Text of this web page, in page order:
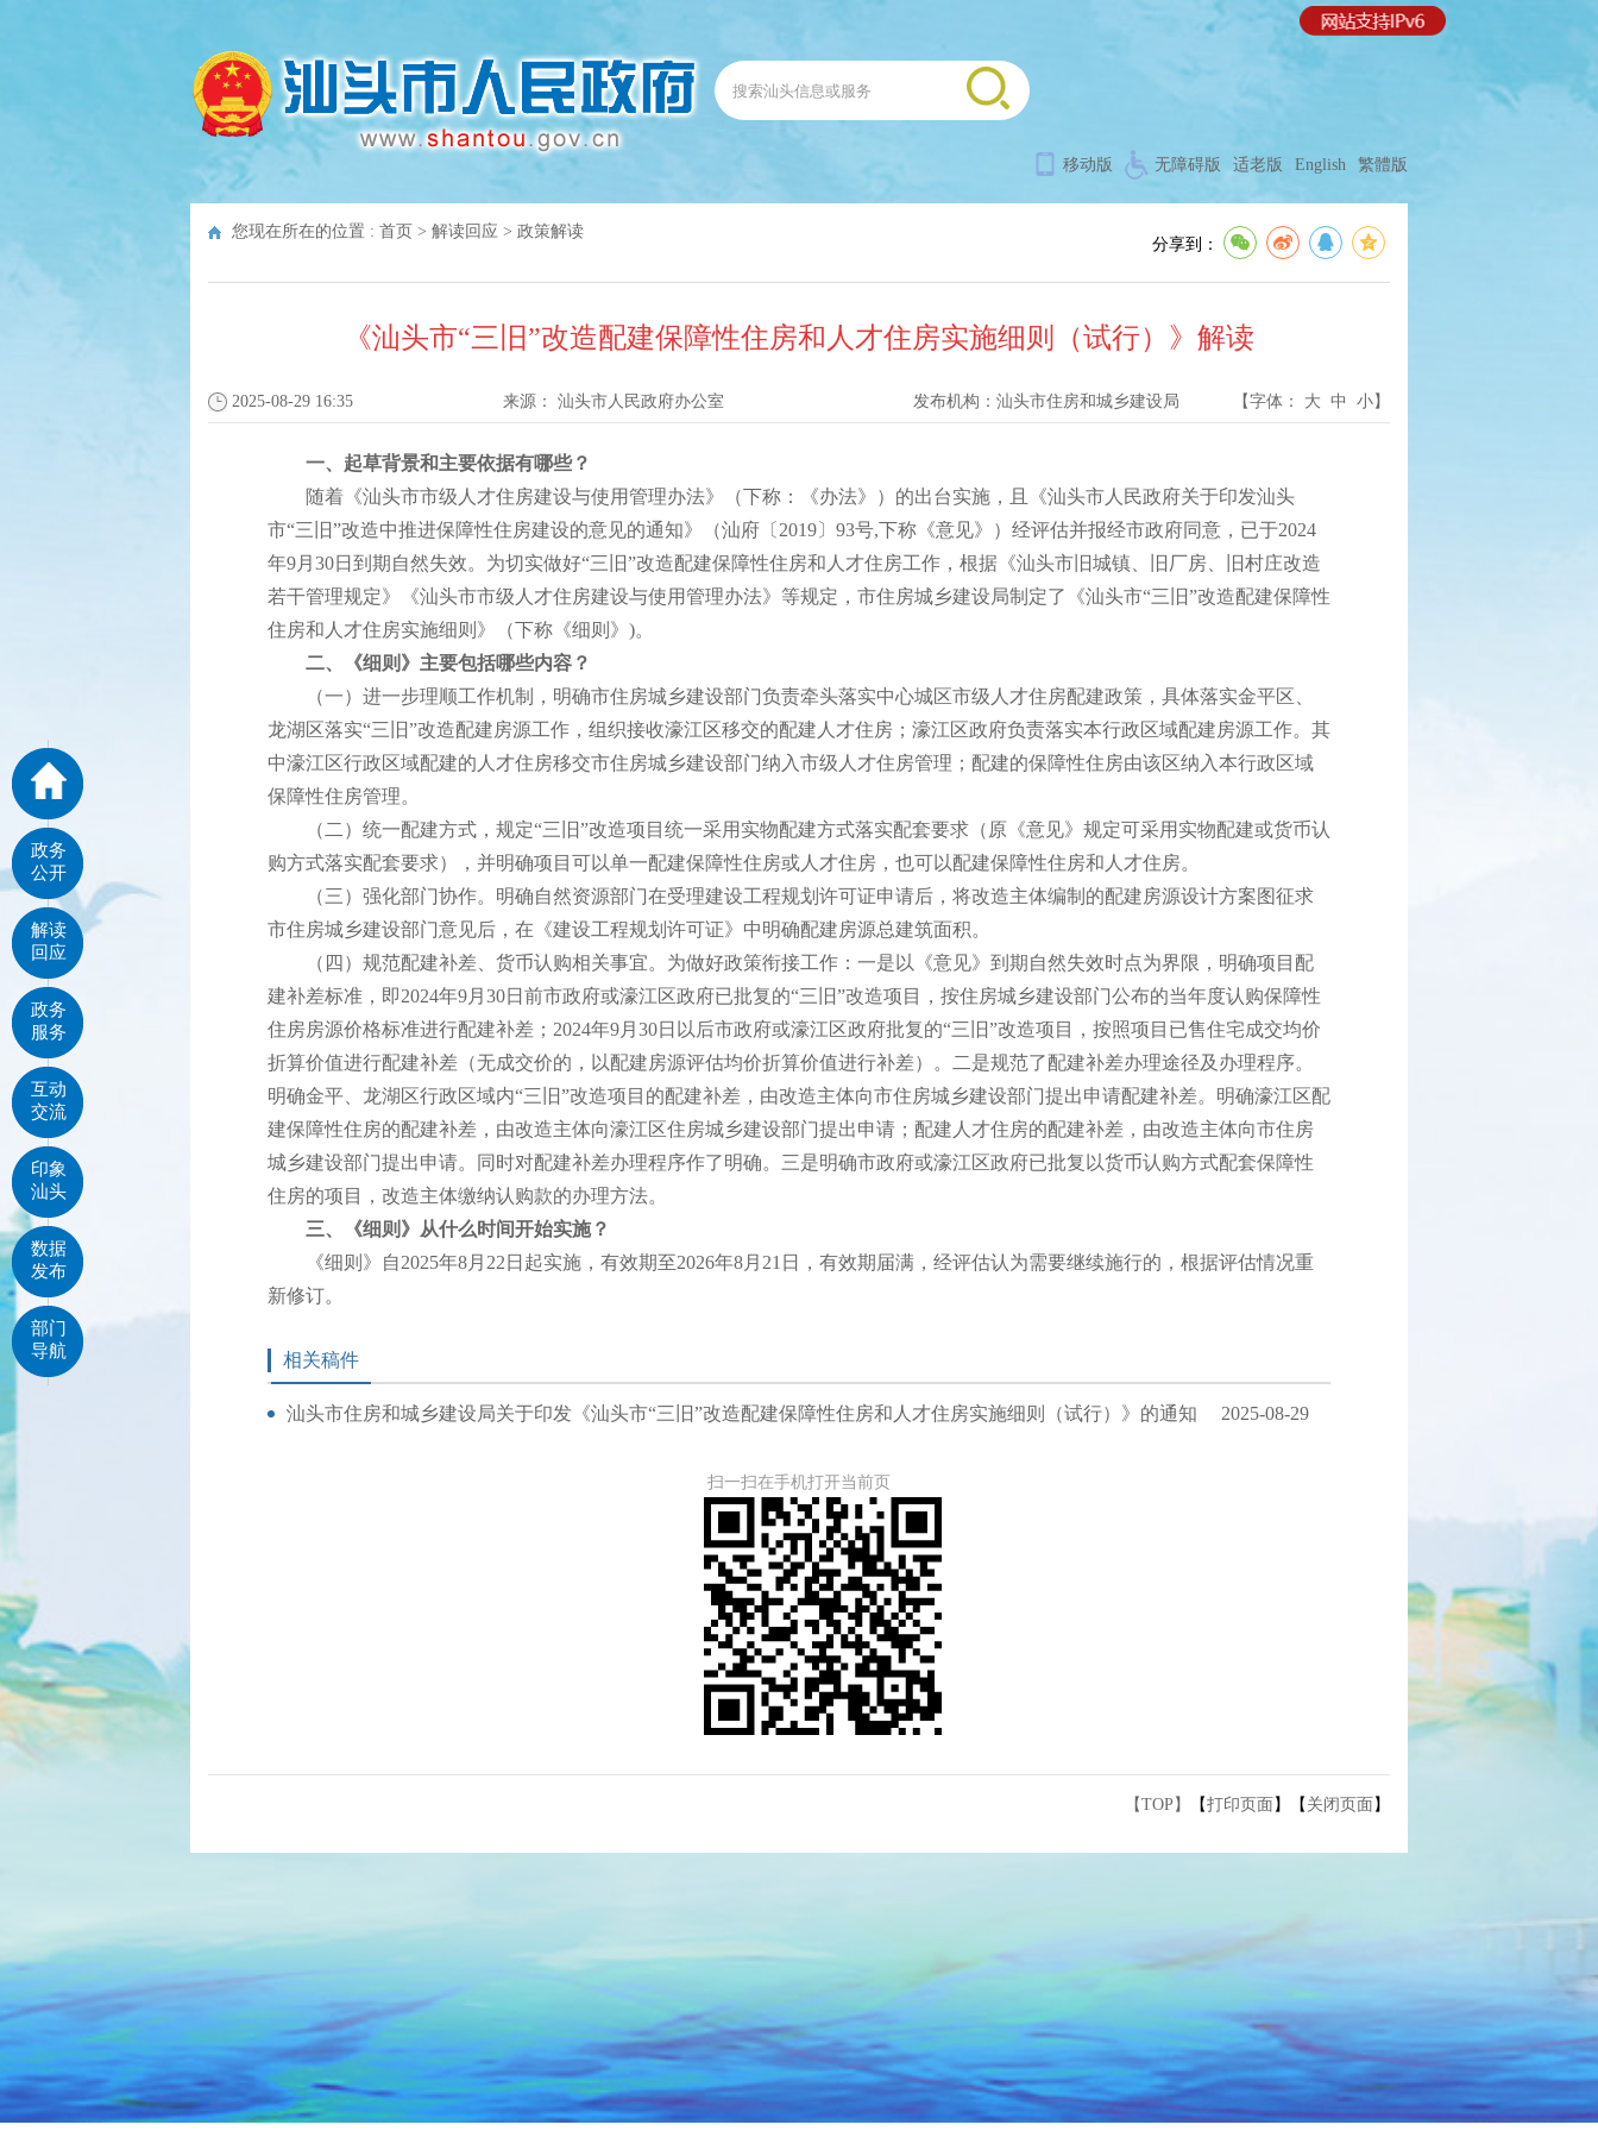
移动版 无障碍版 适老版 English 繁體版
您现在所在的位置 : 首页 > 解读回应 > 政策解读
分享到：
《汕头市“三旧”改造配建保障性住房和人才住房实施细则（试行）》解读
2025-08-29 16:35 来源： 汕头市人民政府办公室 发布机构： 汕头市住房和城乡建设局 【字体： 大 中 小】
一、起草背景和主要依据有哪些？
随着《汕头市市级人才住房建设与使用管理办法》（下称：《办法》）的出台实施，且《汕头市人民政府关于印发汕头
市“三旧”改造中推进保障性住房建设的意见的通知》（汕府〔2019〕93号,下称《意见》）经评估并报经市政府同意，已于2024
年9月30日到期自然失效。为切实做好“三旧”改造配建保障性住房和人才住房工作，根据《汕头市旧城镇、旧厂房、旧村庄改造
若干管理规定》《汕头市市级人才住房建设与使用管理办法》等规定，市住房城乡建设局制定了《汕头市“三旧”改造配建保障性
住房和人才住房实施细则》（下称《细则》)。
二、《细则》主要包括哪些内容？
（一）进一步理顺工作机制，明确市住房城乡建设部门负责牵头落实中心城区市级人才住房配建政策，具体落实金平区、
龙湖区落实“三旧”改造配建房源工作，组织接收濠江区移交的配建人才住房；濠江区政府负责落实本行政区域配建房源工作。其
中濠江区行政区域配建的人才住房移交市住房城乡建设部门纳入市级人才住房管理；配建的保障性住房由该区纳入本行政区域
保障性住房管理。
（二）统一配建方式，规定“三旧”改造项目统一采用实物配建方式落实配套要求（原《意见》规定可采用实物配建或货币认
购方式落实配套要求），并明确项目可以单一配建保障性住房或人才住房，也可以配建保障性住房和人才住房。
（三）强化部门协作。明确自然资源部门在受理建设工程规划许可证申请后，将改造主体编制的配建房源设计方案图征求
市住房城乡建设部门意见后，在《建设工程规划许可证》中明确配建房源总建筑面积。
（四）规范配建补差、货币认购相关事宜。为做好政策衔接工作：一是以《意见》到期自然失效时点为界限，明确项目配
建补差标准，即2024年9月30日前市政府或濠江区政府已批复的“三旧”改造项目，按住房城乡建设部门公布的当年度认购保障性
住房房源价格标准进行配建补差；2024年9月30日以后市政府或濠江区政府批复的“三旧”改造项目，按照项目已售住宅成交均价
折算价值进行配建补差（无成交价的，以配建房源评估均价折算价值进行补差）。二是规范了配建补差办理途径及办理程序。
明确金平、龙湖区行政区域内“三旧”改造项目的配建补差，由改造主体向市住房城乡建设部门提出申请配建补差。明确濠江区配
建保障性住房的配建补差，由改造主体向濠江区住房城乡建设部门提出申请；配建人才住房的配建补差，由改造主体向市住房
城乡建设部门提出申请。同时对配建补差办理程序作了明确。三是明确市政府或濠江区政府已批复以货币认购方式配套保障性
住房的项目，改造主体缴纳认购款的办理方法。
三、《细则》从什么时间开始实施？
《细则》自2025年8月22日起实施，有效期至2026年8月21日，有效期届满，经评估认为需要继续施行的，根据评估情况重
新修订。
相关稿件
汕头市住房和城乡建设局关于印发《汕头市“三旧”改造配建保障性住房和人才住房实施细则（试行）》的通知 2025-08-29
扫一扫在手机打开当前页
【TOP】 【打印页面 】【 关闭页面 】
政务
公开
解读
回应
政务
服务
互动
交流
印象
汕头
数据
发布
部门
导航